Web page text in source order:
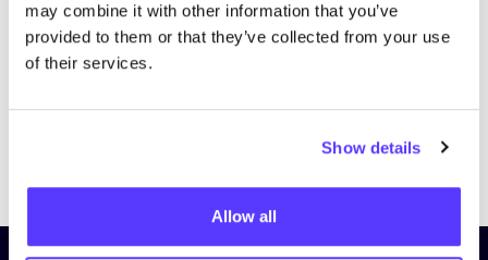
may combine it with other information that you’ve
provided to them or that they’ve collected from your use
of their services.
Show details
Allow all
PreviousNext